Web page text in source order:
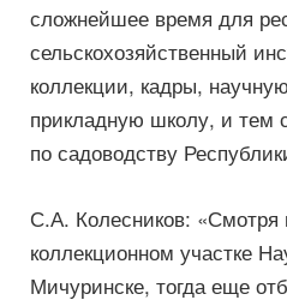
сложнейшее время для
сельскохозяйственный
коллекции, кадры,
прикладную школу, и тем
по садоводству
С.А. Колесников:
коллекционном участке
Мичуринске, тогда еще